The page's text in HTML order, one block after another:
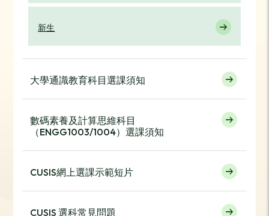
新生
大學通識教育科目選課須知
數碼素養及計算思維科目
（ENGG1003/1004）選課須知
CUSIS網上選課示範短片
CUSIS 選科常見問題